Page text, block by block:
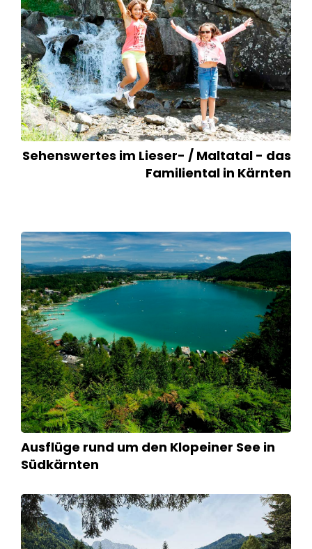
Sehenswertes im Lieser- / Maltatal - das
Familiental in Kärnten
Ausflüge rund um den Klopeiner See in
Südkärnten